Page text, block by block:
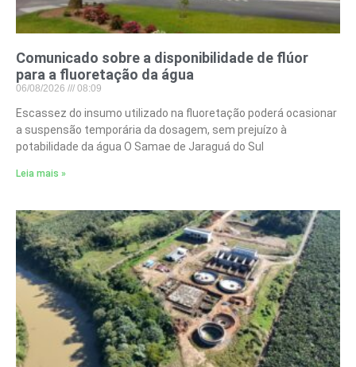
Comunicado sobre a disponibilidade de flúor
para a fluoretação da água
06/08/2026 08:09
Escassez do insumo utilizado na fluoretação poderá ocasionar
a suspensão temporária da dosagem, sem prejuízo à
potabilidade da água O Samae de Jaraguá do Sul
Leia mais »